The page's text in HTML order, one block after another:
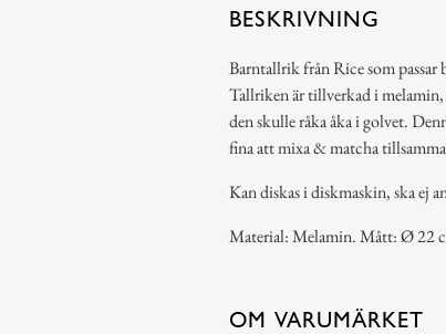
BESKRIVNING
Barntallrik från Rice som passar
Tallriken är tillverkad i
den skulle råka åka i golvet.
fina att mixa & matcha
Kan diskas i diskmaskin, ska ej
Material: Melamin. Mått: Ø 22
OM VARUMÄRKET